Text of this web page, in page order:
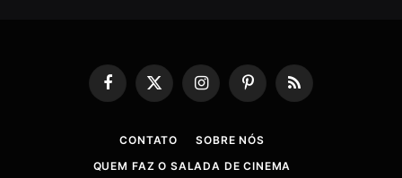
Facebook
X
(Twitter)
InstagramPinterestRSS
CONTATO
SOBRE NÓS
QUEM FAZ O SALADA DE CINEMA